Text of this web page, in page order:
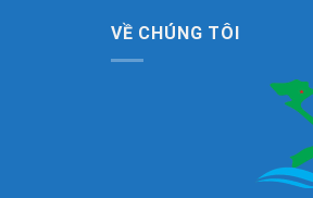
VỀ CHÚNG TÔI